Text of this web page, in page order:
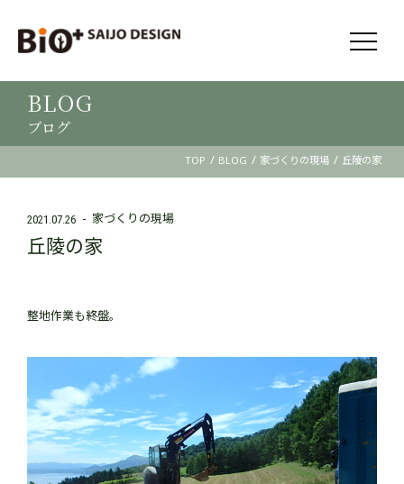
BLOG
ブログ
TOP / BLOG / 家づくりの現場 / 丘陵の家
2021.07.26 家づくりの現場
丘陵の家
整地作業も終盤。